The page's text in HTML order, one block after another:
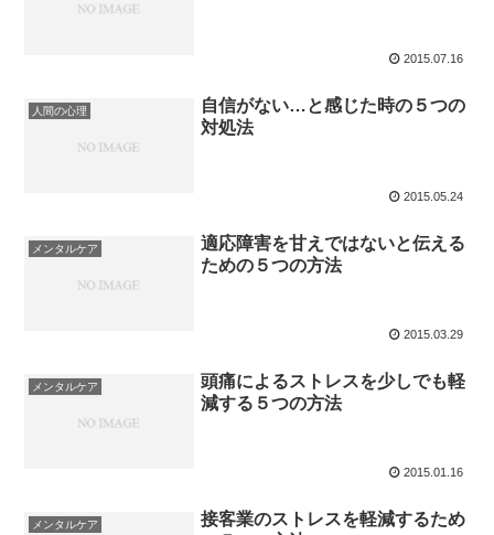
2015.07.16
人間の心理
自信がない…と感じた時の５つの
対処法
2015.05.24
メンタルケア
適応障害を甘えではないと伝える
ための５つの方法
2015.03.29
メンタルケア
頭痛によるストレスを少しでも軽
減する５つの方法
2015.01.16
メンタルケア
接客業のストレスを軽減するため